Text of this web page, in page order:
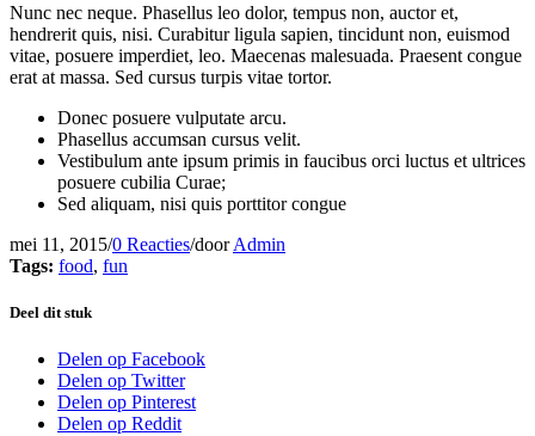
Nunc nec neque. Phasellus leo dolor, tempus non, auctor et,
hendrerit quis, nisi. Curabitur ligula sapien, tincidunt non, euismod
vitae, posuere imperdiet, leo. Maecenas malesuada. Praesent congue
erat at massa. Sed cursus turpis vitae tortor.
Donec posuere vulputate arcu.
Phasellus accumsan cursus velit.
Vestibulum ante ipsum primis in faucibus orci luctus et ultrices
posuere cubilia Curae;
Sed aliquam, nisi quis porttitor congue
mei 11, 2015/0 Reacties/doorAdmin
Tags: food, fun
Deel dit stuk
Delen op Facebook
Delen op Twitter
Delen op Pinterest
Delen op Reddit